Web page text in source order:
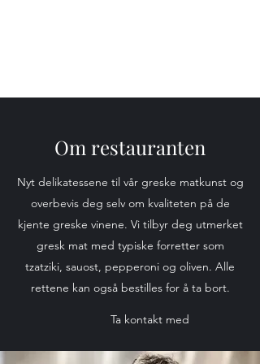
Om restauranten
Nyt delikatessene til vår greske matkunst og
overbevis deg selv om kvaliteten på de
kjente greske vinene. Vi tilbyr deg utmerket
gresk mat med typiske forretter som
tzatziki, sauost, pepperoni og oliven. Alle
rettene kan også bestilles for å ta bort.
Ta kontakt med